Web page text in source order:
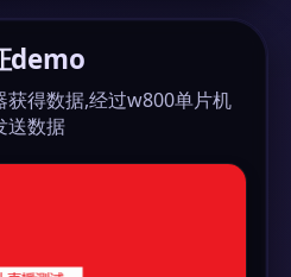
demo
获得数据,经过w800单片机
送数据